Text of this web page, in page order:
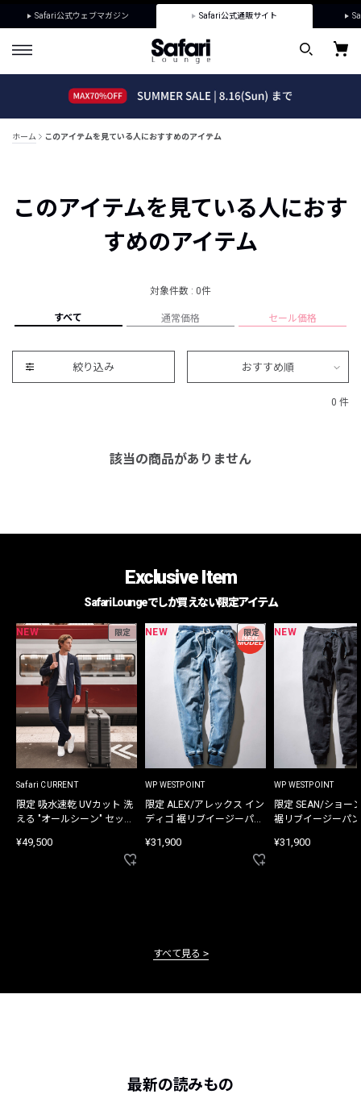
Safari公式ウェブマガジン Safari公式通販サイト
ホーム このアイテムを見ている人におすすめのアイテム
このアイテムを見ている人におす
すめのアイテム
対象件数 : 0件
すべて 通常価格 セール価格
絞り込み おすすめ順
0 件
該当の商品がありません
Exclusive Item
Safari Loungeでしか買えない限定アイテム
NEW 限定
Safari CURRENT
限定 吸水速乾 UVカット 洗
える "オールシーン" セット
¥49,500
NEW 限定
WP WESTPOINT
限定 ALEX/アレックス イン
ディゴ 裾リブイージーパン
¥31,900
NEW
WP WESTPOINT
限定 SEAN/ショー
裾リブイージーパ
¥31,900
すべて見る
最新の読みもの